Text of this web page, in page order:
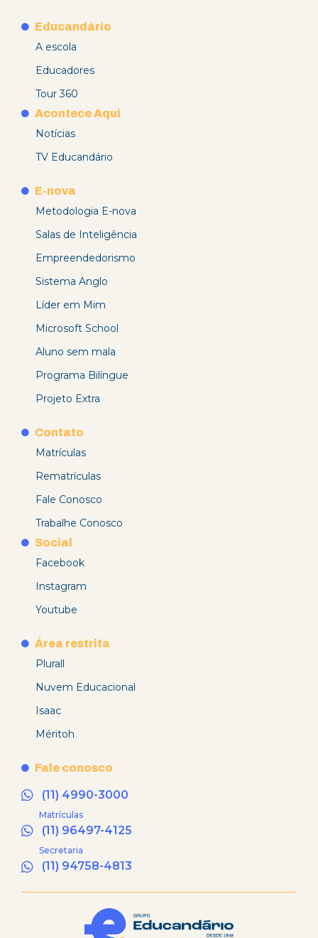
Educandário
A escola
Educadores
Tour 360
Acontece Aqui
Notícias
TV Educandário
E-nova
Metodologia E-nova
Salas de Inteligência
Empreendedorismo
Sistema Anglo
Líder em Mim
Microsoft School
Aluno sem mala
Programa Bilíngue
Projeto Extra
Contato
Matrículas
Rematrículas
Fale Conosco
Trabalhe Conosco
Social
Facebook
Instagram
Youtube
Área restrita
Plurall
Nuvem Educacional
Isaac
Méritoh
Fale conosco
(11) 4990-3000
Matrículas
(11) 96497-4125
Secretaria
(11) 94758-4813